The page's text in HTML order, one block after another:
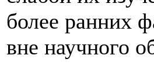
более ранних
вне научного